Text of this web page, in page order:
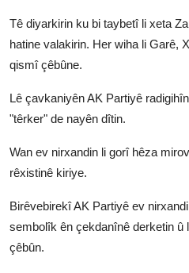
Tê diyarkirin ku bi taybetî li xeta
hatine valakirin. Her wiha li Garê,
qismî çêbûne.
Lê çavkaniyên AK Partiyê
"têrker" de nayên dîtin.
Wan ev nirxandin li gorî hêza
rêxistinê kiriye.
Birêvebirekî AK Partiyê ev
sembolîk ên çekdanînê derketin û
çêbûn.